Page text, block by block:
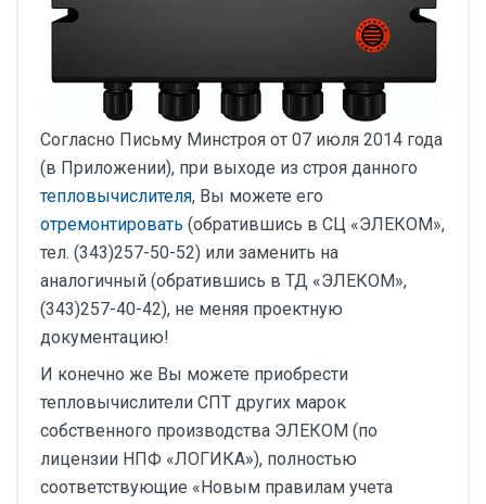
Согласно Письму Минстроя от 07 июля 2014 года
(в Приложении), при выходе из строя данного
тепловычислителя, Вы можете его
отремонтировать (обратившись в СЦ «ЭЛЕКОМ»,
тел. (343)257-50-52) или заменить на
аналогичный (обратившись в ТД «ЭЛЕКОМ»,
(343)257-40-42), не меняя проектную
документацию!
И конечно же Вы можете приобрести
тепловычислители СПТ других марок
собственного производства ЭЛЕКОМ (по
лицензии НПФ «ЛОГИКА»), полностью
соответствующие «Новым правилам учета